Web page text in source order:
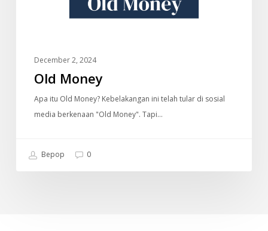
December 2, 2024
Old Money
Apa itu Old Money? Kebelakangan ini telah tular di sosial
media berkenaan "Old Money". Tapi…
Bepop 0